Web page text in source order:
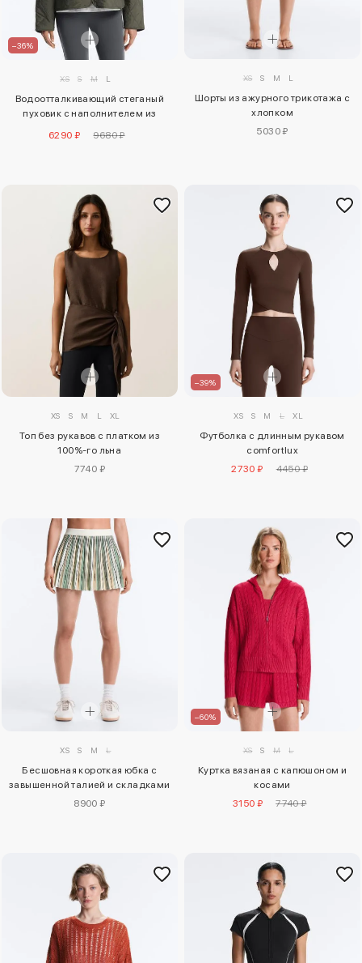
–36%
XS S M L
Водоотталкивающий стеганый
пуховик с наполнителем из
6290 ₽ 9680 ₽
XS S M L
Шорты из ажурного трикотажа с
хлопком
5030 ₽
XS S M L XL
Топ без рукавов с платком из
100%-го льна
7740 ₽
–39%
XS S M L XL
Футболка с длинным рукавом
comfortlux
2730 ₽
4450 ₽
XS S M L
Бесшовная короткая юбка с
завышенной талией и складками
8900 ₽
–60%
XS S M L
Куртка вязаная с капюшоном и
косами
3150 ₽
7740 ₽